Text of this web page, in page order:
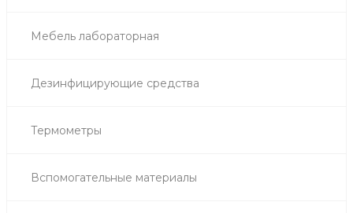
Мебель лабораторная
Дезинфицирующие средства
Термометры
Вспомогательные материалы